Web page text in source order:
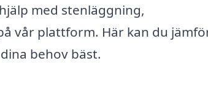
med stenläggning,
vår plattform. Här kan du
behov bäst.